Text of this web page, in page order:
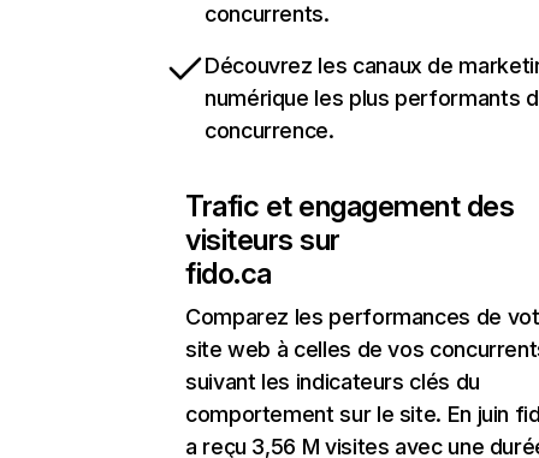
concurrents.
Découvrez les canaux de
numérique les plus performants
concurrence.
Trafic et engagement des
visiteurs sur
fido.ca
Comparez les performances de
site web à celles de vos
suivant les indicateurs clés du
comportement sur le site. En juin
a reçu 3,56 M visites avec une